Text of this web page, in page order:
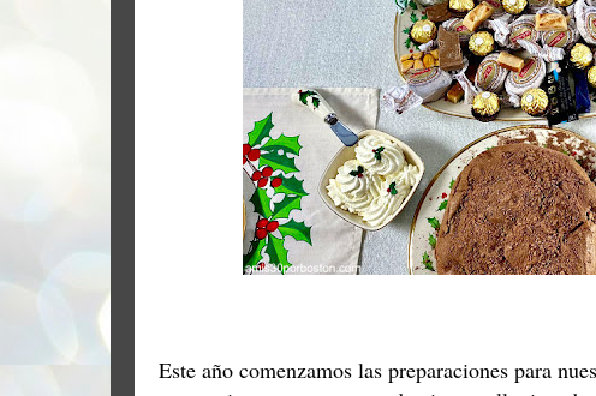
Este año comenzamos las preparaciones para